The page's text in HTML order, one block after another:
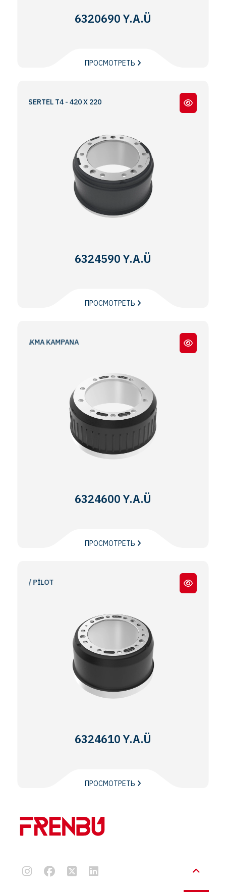
6320690 Y.A.Ü
ПРОСМОТРЕТЬ
SERTEL T4 - 420 X 220
6324590 Y.A.Ü
ПРОСМОТРЕТЬ
KAMPANA
6324600 Y.A.Ü
ПРОСМОТРЕТЬ
/ PİLOT
6324610 Y.A.Ü
ПРОСМОТРЕТЬ